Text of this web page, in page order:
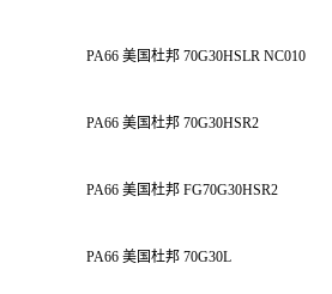
PA66 美国杜邦 70G30HSLR NC010
PA66 美国杜邦 70G30HSR2
PA66 美国杜邦 FG70G30HSR2
PA66 美国杜邦 70G30L